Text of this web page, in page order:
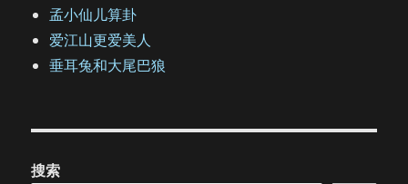
孟小仙儿算卦
爱江山更爱美人
垂耳兔和大尾巴狼
搜索